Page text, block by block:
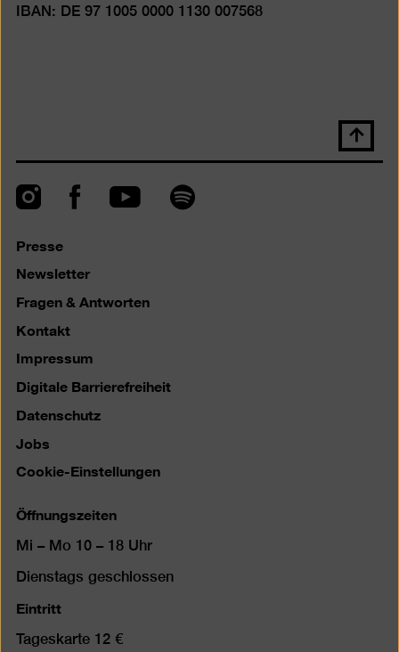
IBAN: DE 97 1005 0000 1130 007568
Nach
oben
InstagramFacebookYouTube Spotify
Presse
Newsletter
Fragen & Antworten
Kontakt
Impressum
Digitale Barrierefreiheit
Datenschutz
Jobs
Cookie-Einstellungen
Öffnungszeiten
Mi – Mo 10 – 18 Uhr
Dienstags geschlossen
Eintritt
Tageskarte 12 €